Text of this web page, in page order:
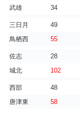
武雄
34
三日月 49
鳥栖西
55
佐志 28
城北
102
西部 48
唐津東
58